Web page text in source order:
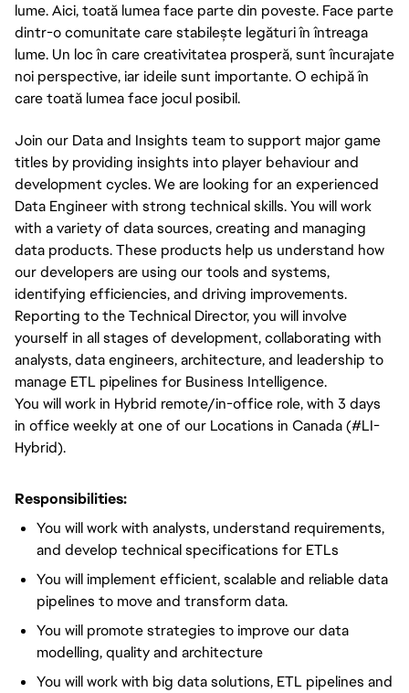
lume. Aici, toată lumea face parte din poveste. Face parte
dintr-o comunitate care stabilește legături în întreaga
lume. Un loc în care creativitatea prosperă, sunt încurajate
noi perspective, iar ideile sunt importante. O echipă în
care toată lumea face jocul posibil.
Join our Data and Insights team to support major game
titles by providing insights into player behaviour and
development cycles. We are looking for an experienced
Data Engineer with strong technical skills. You will work
with a variety of data sources, creating and managing
data products. These products help us understand how
our developers are using our tools and systems,
identifying efficiencies, and driving improvements.
Reporting to the Technical Director, you will involve
yourself in all stages of development, collaborating with
analysts, data engineers, architecture, and leadership to
manage ETL pipelines for Business Intelligence.
You will work in Hybrid remote/in-office role, with 3 days
in office weekly at one of our Locations in Canada (#LI-
Hybrid).
Responsibilities:
You will work with analysts, understand requirements,
and develop technical specifications for ETLs
You will implement efficient, scalable and reliable data
pipelines to move and transform data.
You will promote strategies to improve our data
modelling, quality and architecture
You will work with big data solutions, ETL pipelines and